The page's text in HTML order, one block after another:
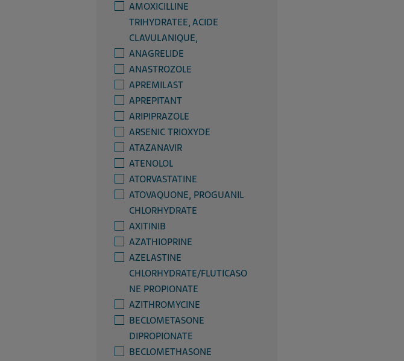
AMOXICILLINE
TRIHYDRATEE, ACIDE
CLAVULANIQUE,
ANAGRELIDE
ANASTROZOLE
APREMILAST
APREPITANT
ARIPIPRAZOLE
ARSENIC TRIOXYDE
ATAZANAVIR
ATENOLOL
ATORVASTATINE
ATOVAQUONE, PROGUANIL
CHLORHYDRATE
AXITINIB
AZATHIOPRINE
AZELASTINE
CHLORHYDRATE/FLUTICASO
NE PROPIONATE
AZITHROMYCINE
BECLOMETASONE
DIPROPIONATE
BECLOMETHASONE